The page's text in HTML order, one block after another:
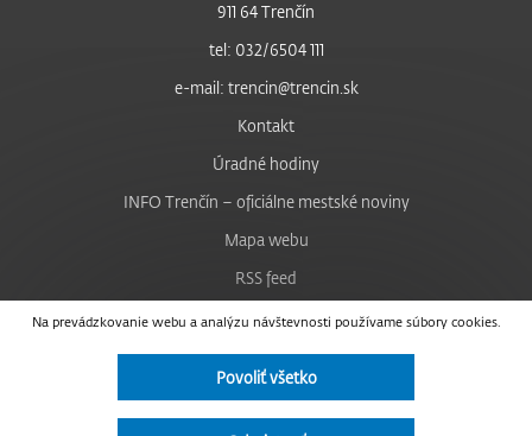
Na prevádzkovanie webu a analýzu návštevnosti používame súbory cookies.
Povoliť všetko
911 64 Trenčín
tel: 032/6504 111
e-mail: trencin@trencin.sk
Kontakt
Úradné hodiny
INFO Trenčín – oficiálne mestské noviny
Mapa webu
RSS feed
Nastavenie cookies
Facebook
Instagram